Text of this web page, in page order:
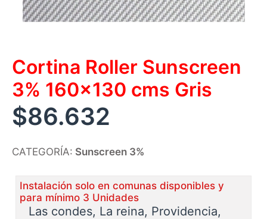
Cortina Roller Sunscreen
3% 160×130 cms Gris
$86.632
CATEGORÍA: Sunscreen 3%
Instalación solo en comunas disponibles y
para mínimo 3 Unidades
Las condes, La reina, Providencia,